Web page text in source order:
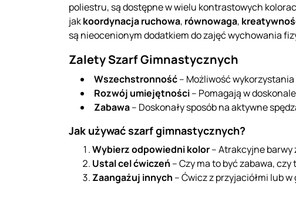
poliestru, są dostępne w wielu kontrastowych
jakkoordynacja ruchowa, równowaga,
są nieocenionym dodatkiem do zajęć wychowania
Zalety Szarf Gimnastycznych
Wszechstronność– Możliwość
Rozwój umiejętności– Pomagają w
Zabawa– Doskonały sposób na aktywne
Jak używać szarf gimnastycznych?
Wybierz odpowiedni kolor– Atrakcyjne barwy
Ustal cel ćwiczeń – Czy ma to być zabawa,
Zaangażuj innych – Ćwicz z przyjaciółmi lub w